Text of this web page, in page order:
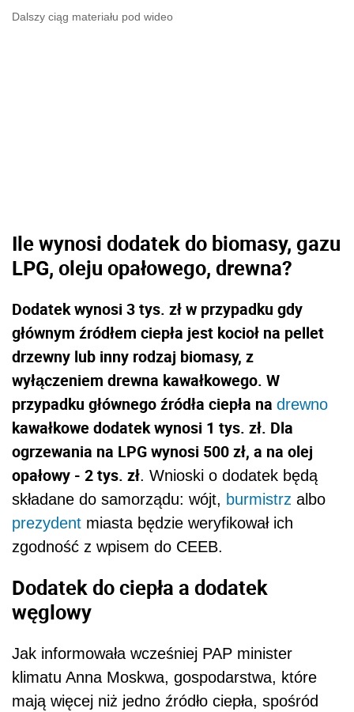
Dalszy ciąg materiału pod wideo
Ile wynosi dodatek do biomasy, gazu
LPG, oleju opałowego, drewna?
Dodatek wynosi 3 tys. zł w przypadku gdy
głównym źródłem ciepła jest kocioł na pellet
drzewny lub inny rodzaj biomasy, z
wyłączeniem drewna kawałkowego. W
przypadku głównego źródła ciepła na drewno
kawałkowe dodatek wynosi 1 tys. zł. Dla
ogrzewania na LPG wynosi 500 zł, a na olej
opałowy - 2 tys. zł. Wnioski o dodatek będą
składane do samorządu: wójt, burmistrz albo
prezydent miasta będzie weryfikował ich
zgodność z wpisem do CEEB.
Dodatek do ciepła a dodatek
węglowy
Jak informowała wcześniej PAP minister
klimatu Anna Moskwa, gospodarstwa, które
mają więcej niż jedno źródło ciepła, spośród